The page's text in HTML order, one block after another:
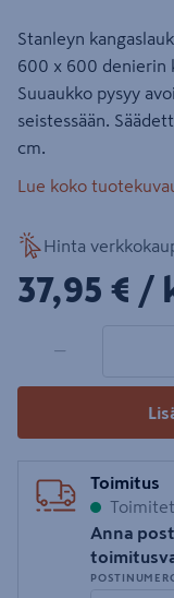
Stanleyn
600 x 600 denierin
Suuaukko pysyy
seistessään.
cm.
Lue koko
Hinta
37,95€/
37,95 € /
−
Toimitus
Anna